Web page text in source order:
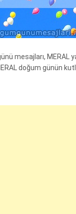
mesajları, MERAL
doğum günün